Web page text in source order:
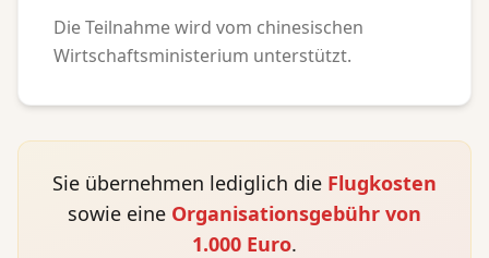
Die Teilnahme wird vom chinesischen
Wirtschaftsministerium unterstützt.
Sie übernehmen lediglich die Flugkosten
sowie eine Organisationsgebühr von
1.000 Euro.